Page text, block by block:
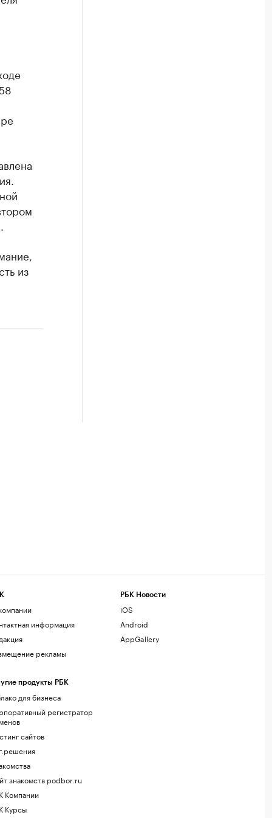
из
информация
рекламы
продукты РБК
для бизнеса
регистратор
сайтов
знакомств podbor.ru
Компании
Курсы
РБК Новости
iOS
Android
AppGallery